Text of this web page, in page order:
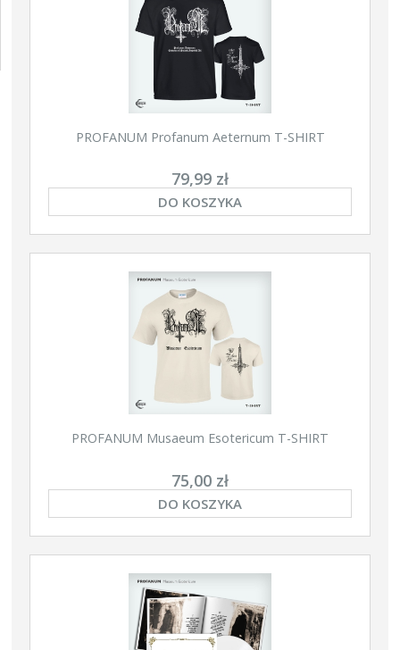
PROFANUM Profanum Aeternum T-SHIRT
79,99 zł
DO KOSZYKA
PROFANUM Musaeum Esotericum T-SHIRT
75,00 zł
DO KOSZYKA